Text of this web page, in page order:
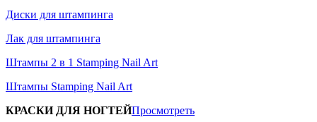
Диски для штампинга
Лак для штампинга
Штампы 2 в 1 Stamping Nail Art
Штампы Stamping Nail Art
КРАСКИ ДЛЯ НОГТЕЙПросмотреть